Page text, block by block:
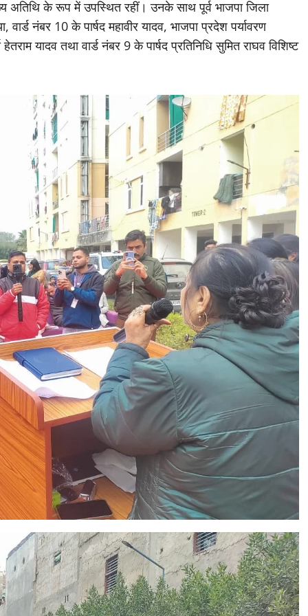
अतिथि के रूप में उपस्थित रहीं। उनके साथ पूर्व भाजपा जिला
वार्ड नंबर 10 के पार्षद महावीर यादव, भाजपा प्रदेश पर्यावरण
यादव तथा वार्ड नंबर 9 के पार्षद प्रतिनिधि सुमित राघव विशिष्ट